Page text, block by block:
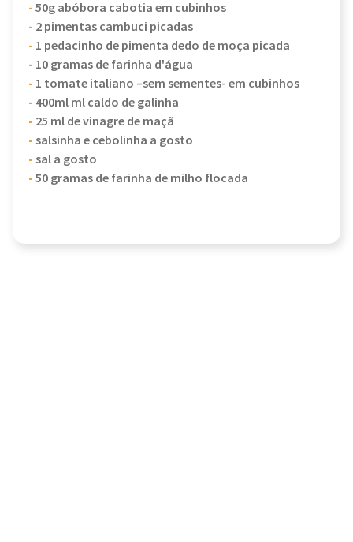
-50g abóbora cabotia em cubinhos
- 2 pimentas cambuci picadas
- 1 pedacinho de pimenta dedo de moça picada
- 10 gramas de farinha d'água
- 1 tomate italiano –sem sementes- em cubinhos
- 400ml ml caldo de galinha
- 25 ml de vinagre de maçã
- salsinha e cebolinha a gosto
- sal a gosto
-50 gramas de farinha de milho flocada